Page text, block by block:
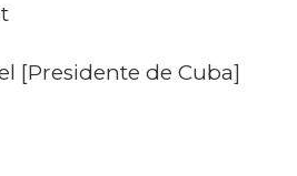
de Cuba]